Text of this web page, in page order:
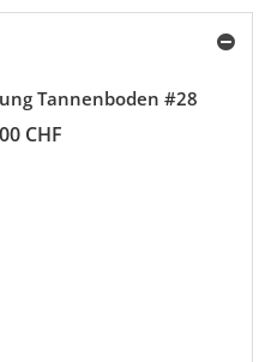
Tannenboden #28
CHF